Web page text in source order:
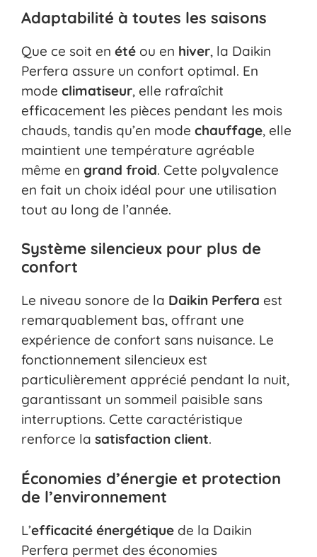
Adaptabilité à toutes les saisons
Que ce soit en été ou en hiver, la Daikin
Perfera assure un confort optimal. En
mode climatiseur, elle rafraîchit
efficacement les pièces pendant les mois
chauds, tandis qu’en mode chauffage, elle
maintient une température agréable
même en grand froid. Cette polyvalence
en fait un choix idéal pour une utilisation
tout au long de l’année.
Système silencieux pour plus de
confort
Le niveau sonore de la Daikin Perfera est
remarquablement bas, offrant une
expérience de confort sans nuisance. Le
fonctionnement silencieux est
particulièrement apprécié pendant la nuit,
garantissant un sommeil paisible sans
interruptions. Cette caractéristique
renforce la satisfaction client.
Économies d’énergie et protection
de l’environnement
L’efficacité énergétique de la Daikin
Perfera permet des économies